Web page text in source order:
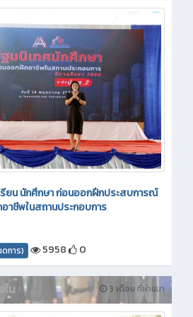
รียน นักศึกษา ก่อนออกฝึกประสบการณ์
าชีพในสถานประกอบการ
การ) 5958 0
3 เดือน ที่ผ่านมา
น